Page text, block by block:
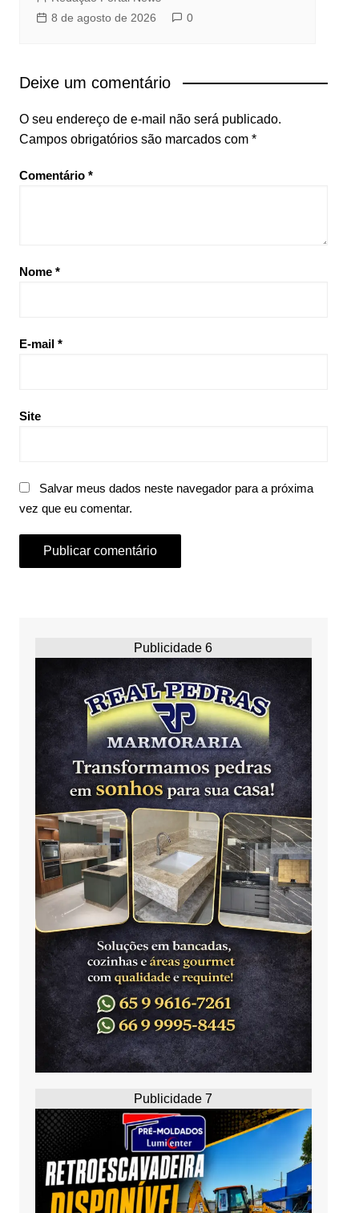
8 de agosto de 2026
0
Deixe um comentário
O seu endereço de e-mail não será publicado.
Campos obrigatórios são marcados com *
Comentário *
Nome *
E-mail *
Site
Salvar meus dados neste navegador para a próxima
vez que eu comentar.
Publicidade 6
Publicidade 7